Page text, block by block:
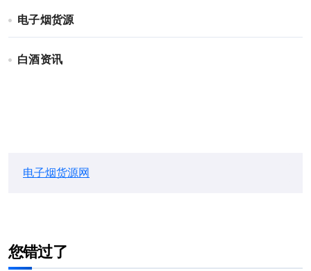
电子烟货源
白酒资讯
电子烟货源网
您错过了